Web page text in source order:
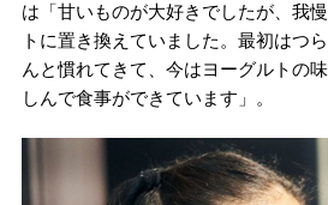
は「甘いものが大好きでしたが、我
トに置き換えていました。最初はつ
んと慣れてきて、今はヨーグルトの
しんで食事ができています」。